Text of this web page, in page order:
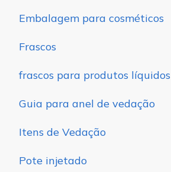
Embalagem para cosméticos
Frascos
frascos para produtos líquidos
Guia para anel de vedação
Itens de Vedação
Pote injetado